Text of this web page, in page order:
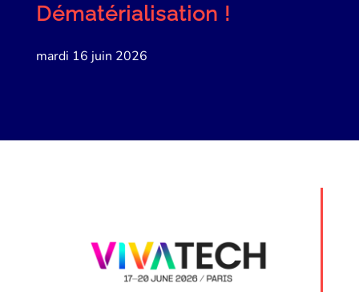
Dématérialisation !
mardi 16 juin 2026